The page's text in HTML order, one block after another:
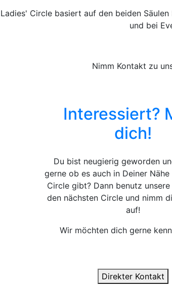
Ladies' Circle basiert auf den beiden
und bei
Nimm Kontakt zu
Interessiert?
dich!
Du bist neugierig geworden
gerne ob es auch in Deiner Nähe
Circle gibt? Dann benutz
den nächsten Circle und nimm
auf!
Wir möchten dich gerne
Direkter Kontakt